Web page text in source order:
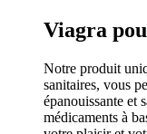
Viagra
Notre produit
sanitaires, vous
épanouissante et
médicaments à